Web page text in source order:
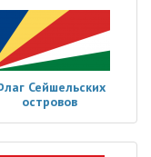
Сейшельских
островов